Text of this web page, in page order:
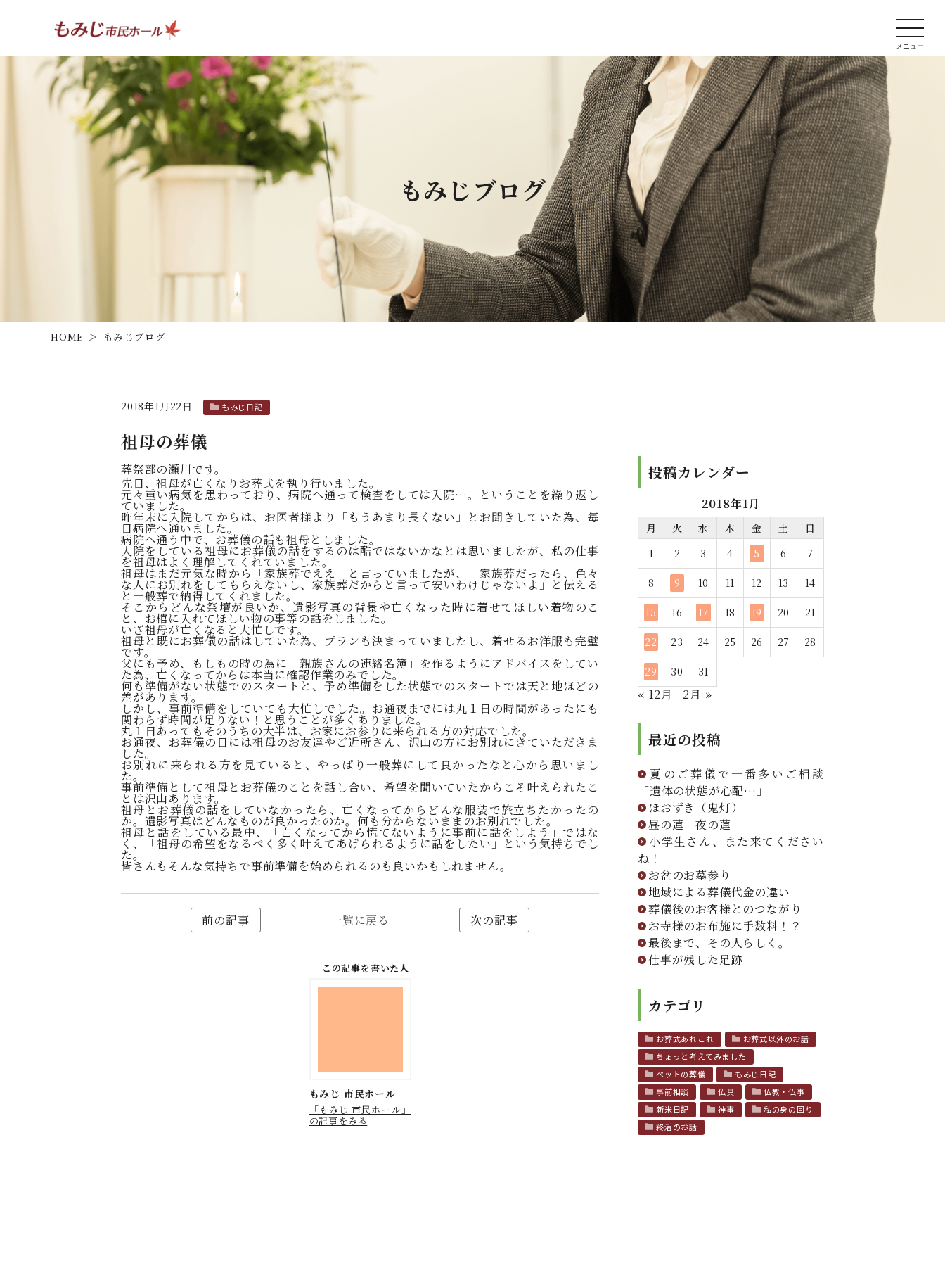
もみじブログ
HOME もみじブログ
2018年1月22日 もみじ日記
祖母の葬儀
葬祭部の瀬川です。
先日、祖母が亡くなりお葬式を執り行いました。
元々重い病気を患わっており、病院へ通って検査をしては入院…。ということを繰り返し
ていました。
昨年末に入院してからは、お医者様より「もうあまり長くない」とお聞きしていた為、毎
日病院へ通いました。
病院へ通う中で、お葬儀の話も祖母としました。
入院をしている祖母にお葬儀の話をするのは酷ではないかなとは思いましたが、私の仕事
を祖母はよく理解してくれていました。
祖母はまだ元気な時から「家族葬でええ」と言っていましたが、「家族葬だったら、色々
な人にお別れをしてもらえないし、家族葬だからと言って安いわけじゃないよ」と伝える
と一般葬で納得してくれました。
そこからどんな祭壇が良いか、遺影写真の背景や亡くなった時に着せてほしい着物のこ
と、お棺に入れてほしい物の事等の話をしました。
いざ祖母が亡くなると大忙しです。
祖母と既にお葬儀の話はしていた為、プランも決まっていましたし、着せるお洋服も完璧
です。
父にも予め、もしもの時の為に「親族さんの連絡名簿」を作るようにアドバイスをしてい
た為、亡くなってからは本当に確認作業のみでした。
何も準備がない状態でのスタートと、予め準備をした状態でのスタートでは天と地ほどの
差があります。
しかし、事前準備をしていても大忙しでした。お通夜までには丸１日の時間があったにも
関わらず時間が足りない！と思うことが多くありました。
丸１日あってもそのうちの大半は、お家にお参りに来られる方の対応でした。
お通夜、お葬儀の日には祖母のお友達やご近所さん、沢山の方にお別れにきていただきま
した。
お別れに来られる方を見ていると、やっぱり一般葬にして良かったなと心から思いまし
た。
事前準備として祖母とお葬儀のことを話し合い、希望を聞いていたからこそ叶えられたこ
とは沢山あります。
祖母とお葬儀の話をしていなかったら、亡くなってからどんな服装で旅立ちたかったの
か。遺影写真はどんなものが良かったのか。何も分からないままのお別れでした。
祖母と話をしている最中、「亡くなってから慌てないように事前に話をしよう」ではな
く、「祖母の希望をなるべく多く叶えてあげられるように話をしたい」という気持ちでし
た。
皆さんもそんな気持ちで事前準備を始められるのも良いかもしれません。
前の記事 一覧に戻る 次の記事
この記事を書いた人
もみじ 市民ホール
「もみじ 市民ホール」
の記事をみる
投稿カレンダー
2018年1月
月 火 水 木 金 土
日
1
2 3 4 5 6 7
8 9 10 11 12 13 14
15 16 17 18 19 20 21
22 23 24 25 26 27 28
29 30 31
« 12月 2月 »
最近の投稿
夏のご葬儀で一番多いご相談
「遺体の状態が心配…」
ほおずき（鬼灯）
昼の蓮 夜の蓮
小学生さん、また来てください
ね！
お盆のお墓参り
地域による葬儀代金の違い
葬儀後のお客様とのつながり
お寺様のお布施に手数料！？
最後まで、その人らしく。
仕事が残した足跡
カテゴリ
お葬式あれこれ
お葬式以外のお話
ちょっと考えてみました
ペットの葬儀
もみじ日記
事前相談
仏具
仏教・仏事
新米日記
神事
私の身の回り
終活のお話